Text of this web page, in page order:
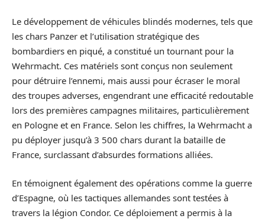
Le développement de véhicules blindés modernes, tels que
les chars Panzer et l’utilisation stratégique des
bombardiers en piqué, a constitué un tournant pour la
Wehrmacht. Ces matériels sont conçus non seulement
pour détruire l’ennemi, mais aussi pour écraser le moral
des troupes adverses, engendrant une efficacité redoutable
lors des premières campagnes militaires, particulièrement
en Pologne et en France. Selon les chiffres, la Wehrmacht a
pu déployer jusqu’à 3 500 chars durant la bataille de
France, surclassant d’absurdes formations alliées.
En témoignent également des opérations comme la guerre
d’Espagne, où les tactiques allemandes sont testées à
travers la légion Condor. Ce déploiement a permis à la